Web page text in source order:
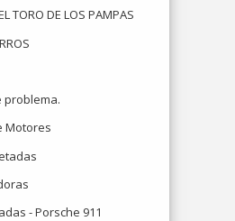
TORO DE LOS PAMPAS
problema.
Motores
- Porsche 911